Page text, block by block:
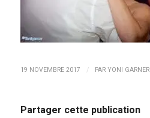
19 NOVEMBRE 2017 / PAR YONI GARNER
Partager cette publication